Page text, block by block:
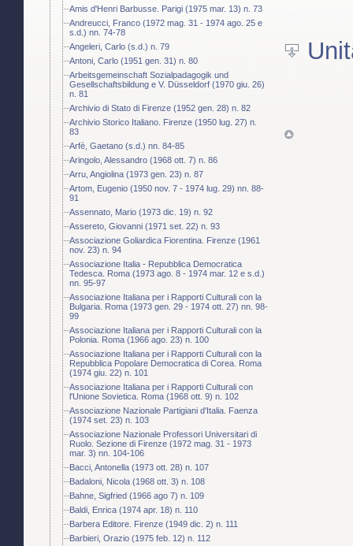
Amis d'Henri Barbusse. Parigi (1975 mar. 13) n. 73
Andreucci, Franco (1972 mag. 31 - 1974 ago. 25 e
s.d.) nn. 74-78
Angeleri, Carlo (s.d.) n. 79
Antoni, Carlo (1951 gen. 31) n. 80
Arbeitsgemeinschaft Sozialpadagogik und
Gesellschaftsbildung e V. Düsseldorf (1970 giu. 26)
n. 81
Archivio di Stato di Firenze (1952 gen. 28) n. 82
Archivio Storico Italiano. Firenze (1950 lug. 27) n.
83
Arfè, Gaetano (s.d.) nn. 84-85
Aringolo, Alessandro (1968 ott. 7) n. 86
Arru, Angiolina (1973 gen. 23) n. 87
Artom, Eugenio (1950 nov. 7 - 1974 lug. 29) nn. 88-
91
Assennato, Mario (1973 dic. 19) n. 92
Assereto, Giovanni (1971 set. 22) n. 93
Associazione Goliardica Fiorentina. Firenze (1961
nov. 23) n. 94
Associazione Italia - Repubblica Democratica
Tedesca. Roma (1973 ago. 8 - 1974 mar. 12 e s.d.)
nn. 95-97
Associazione Italiana per i Rapporti Culturali con la
Bulgaria. Roma (1973 gen. 29 - 1974 ott. 27) nn. 98-
99
Associazione Italiana per i Rapporti Culturali con la
Polonia. Roma (1966 ago. 23) n. 100
Associazione Italiana per i Rapporti Culturali con la
Repubblica Popolare Democratica di Corea. Roma
(1974 giu. 22) n. 101
Associazione Italiana per i Rapporti Culturali con
l'Unione Sovietica. Roma (1968 ott. 9) n. 102
Associazione Nazionale Partigiani d'Italia. Faenza
(1974 set. 23) n. 103
Associazione Nazionale Professori Universitari di
Ruolo. Sezione di Firenze (1972 mag. 31 - 1973
mar. 3) nn. 104-106
Bacci, Antonella (1973 ott. 28) n. 107
Badaloni, Nicola (1968 ott. 3) n. 108
Bahne, Sigfried (1966 ago 7) n. 109
Baldi, Enrica (1974 apr. 18) n. 110
Barbera Editore. Firenze (1949 dic. 2) n. 111
Barbieri, Orazio (1975 feb. 12) n. 112